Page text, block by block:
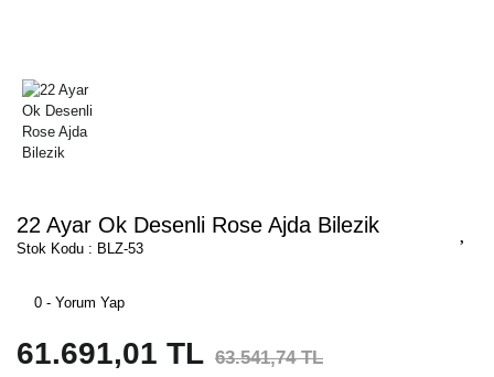
22 Ayar Ok Desenli Rose Ajda Bilezik
Stok Kodu : BLZ-53
0 - Yorum Yap
61.691,01 TL 63.541,74 TL